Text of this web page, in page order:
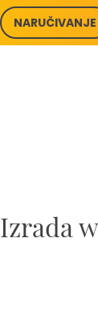
NARUČIVANJE
Izrada